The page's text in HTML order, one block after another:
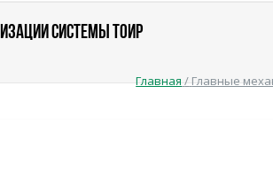
СИСТЕМЫ ТОИР
Главная/Главные